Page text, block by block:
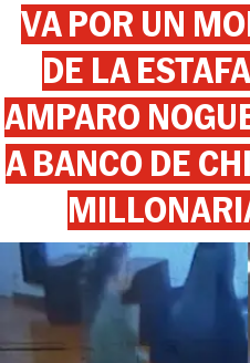
VA POR UN
DE LA
AMPARO
A BANCO DE